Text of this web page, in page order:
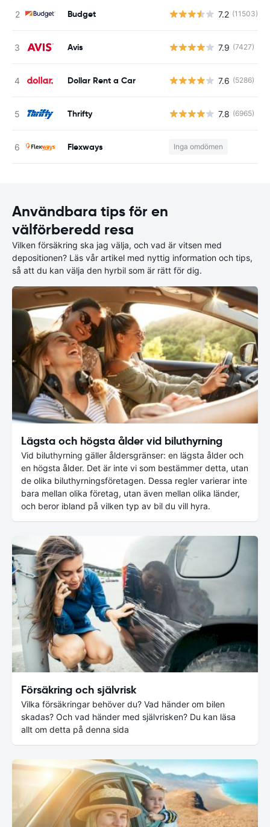
Budget 7.2 (11503)
Avis 7.9 (7427)
Dollar Rent a Car 7.6 (5286)
Thrifty 7.8 (6965)
Flexways Inga omdömen
Användbara tips för en
välförberedd resa
Vilken försäkring ska jag välja, och vad är vitsen med
depositionen? Läs vår artikel med nyttig information och tips,
så att du kan välja den hyrbil som är rätt för dig.
Lägsta och högsta ålder vid biluthyrning
Vid biluthyrning gäller åldersgränser: en lägsta ålder och
en högsta ålder. Det är inte vi som bestämmer detta, utan
de olika biluthyrningsföretagen. Dessa regler varierar inte
bara mellan olika företag, utan även mellan olika länder,
och beror ibland på vilken typ av bil du vill hyra.
Försäkring och självrisk
Vilka försäkringar behöver du? Vad händer om bilen
skadas? Och vad händer med självrisken? Du kan läsa
allt om detta på denna sida